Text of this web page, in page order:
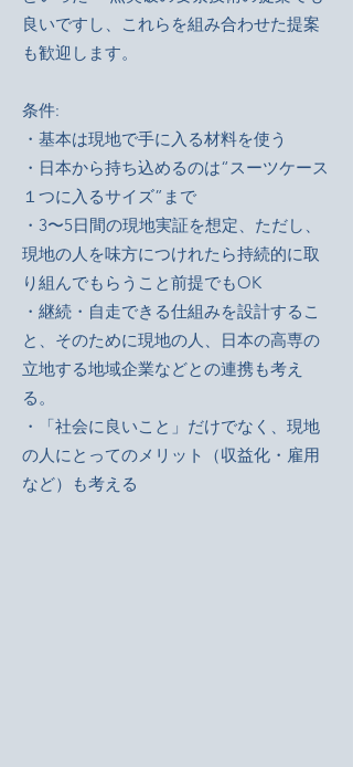
良いですし、これらを組み合わせた提案
も歓迎します。
条件:
・基本は現地で手に入る材料を使う
・日本から持ち込めるのは“スーツケース
１つに入るサイズ”まで
・3〜5日間の現地実証を想定、ただし、
現地の人を味方につけれたら持続的に取
り組んでもらうこと前提でもOK
・継続・自走できる仕組みを設計するこ
と、そのために現地の人、日本の高専の
立地する地域企業などとの連携も考え
る。
・「社会に良いこと」だけでなく、現地
の人にとってのメリット（収益化・雇用
など）も考える